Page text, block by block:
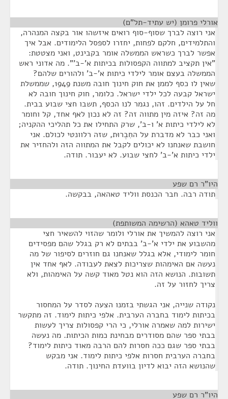
אורלי פרומן (יש עתיד-תל"ם)
אני רוצה לברך שסוף-סוף רואים איזשהו אור בקצה המנהרה,
והתלמידים, חלקם לפחות, יחזרו לספסל הלימודים. אבל איך
אפשר לברך כשראש הממשלה אומר בקבינט, ואני מצטטת:
"אין תקציב למתווה הקפסולות בכיתות א'-ב'". מה אדוני ראש
הממשלה בעצם אומר לילדי כיתות א'-ב' ולהורים שלהם?
שאין לו כסף לממן את חוק חינוך חובה משנת 1949, שממשלת
ישראל קבעה לכל ילדי ישראל. כלומר, חוק חינוך חובה לא
חל על הילדים. זהו, נגמר לנו הכסף, תשבו חצי שבוע בבית.
מה זה? איזה מין מתווה זה? זה לא נכון לאף אחד, קל וחומר
לא לילדי כיתות א' ו-ב', שרק התחילו את כל תהליכי ההקניה;
ואני כבר לא מדברת על החִבְרוּת, שזה רלוונטי לכולם. אני
חושבת שאנחנו לא יכולים לקבל את המתווה הזה ולהחזיר את
ילדי כיתות א'-ב' לחצי שבוע. לא יעבור. תודה.
היו"ר רם שפע
תודה רבה. חבר הכנסת ווליד טאהאה, בבקשה.
ווליד טאהא (הרשימה המשותפת)
אני רוצה להמשיך את אורלי ולומר שהזוי להשאיר חצי
מהשבוע את ילדי א'-ב' בבתים לא רק בגלל שהם מפסידים
חומר לימודי, אלא בגלל שאנחנו גם חוזרים לסיפור של מה
נעשה אם האימהות שצריכות לצאת לעבודה. לאף אחד אין
תשובות. הנושא הזה הוא נטל מאוד קשה על האימהות, ולא
צריך לחזור על זה.
נקודה שנייה, אני הגשתי בזמנו הצעה לסדר על המחסור
בכיתות לימוד בחברה הערבית. אלפי כיתות לימוד. זה מתקשר
ישירות למה שאמרה אורלי, כי הרי קפסולות צריך לעשות
בבתי ספר שהם מסודרים מבחינת כמות הכיתות. מה נעשה
בבתי ספר שגם ככה חסרות להם הרבה מאוד כיתות לימוד?
בחברה הערבית חסרות אלפי כיתות לימוד. אני מבקש
שהנושא הזה יבוא לדיון בוועדת החינוך. תודה.
היו"ר רם שפע